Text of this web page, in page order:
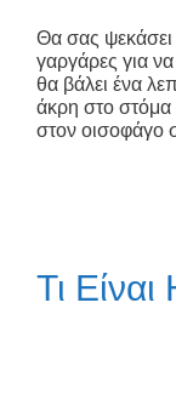
Θα σας ψεκάσει
γαργάρες για
θα βάλει ένα
άκρη στο στόμα
στον οισοφάγο
Τι